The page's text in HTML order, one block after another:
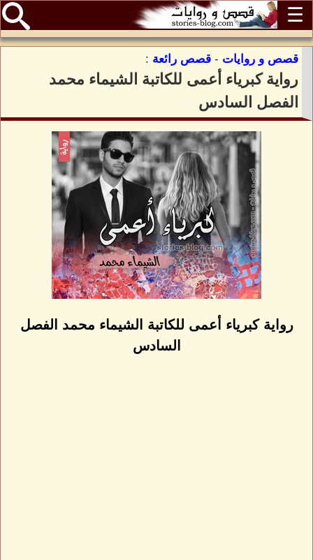
☰
قصص و روايات - قصص رائعة :
رواية كبرياء أعمى للكاتبة الشيماء محمد
الفصل السادس
رواية كبرياء أعمى للكاتبة الشيماء محمد الفصل
السادس